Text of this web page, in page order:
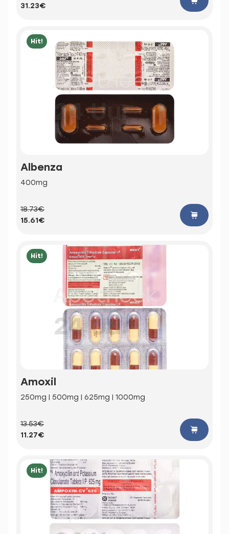
31.23€
Hit!
Albenza
400mg
18.73€
15.61€
Hit!
Amoxil
250mg | 500mg | 625mg | 1000mg
13.53€
11.27€
Hit!